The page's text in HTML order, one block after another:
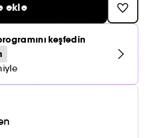
Bakım
ekle
keşfedin